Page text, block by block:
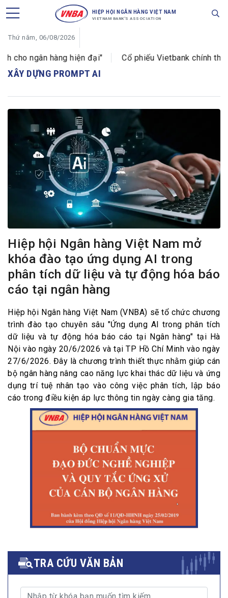
HIỆP HỘI NGÂN HÀNG VIỆT NAM
VIETNAM BANK'S ASSOCIATION
Thứ năm, 06/08/2026
cho ngân hàng hiện đại" Cổ phiếu Vietbank chính thức
XÂY DỰNG PROMPT AI
Hiệp hội Ngân hàng Việt Nam mở
khóa đào tạo ứng dụng AI trong
phân tích dữ liệu và tự động hóa báo
cáo tại ngân hàng
Hiệp hội Ngân hàng Việt Nam (VNBA) sẽ tổ chức chương
trình đào tạo chuyên sâu "Ứng dụng AI trong phân tích
dữ liệu và tự động hóa báo cáo tại Ngân hàng" tại Hà
Nội vào ngày 20/6/2026 và tại TP Hồ Chí Minh vào ngày
27/6/2026. Đây là chương trình thiết thực nhằm giúp cán
bộ ngân hàng nâng cao năng lực khai thác dữ liệu và ứng
dụng trí tuệ nhân tạo vào công việc phân tích, lập báo
cáo trong điều kiện áp lực thông tin ngày càng gia tăng.
TRA CỨU VĂN BẢN